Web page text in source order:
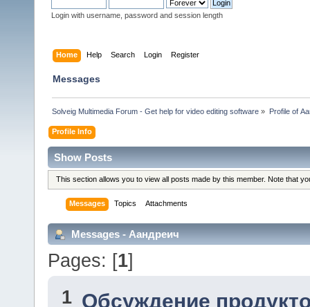
Login with username, password and session length
Home Help Search Login Register
Messages
Solveig Multimedia Forum - Get help for video editing software » Profile of
Profile Info
Show Posts
This section allows you to view all posts made by this member. Note that
Messages Topics Attachments
Messages - Аандреич
Pages: [1]
1 Обсуждение